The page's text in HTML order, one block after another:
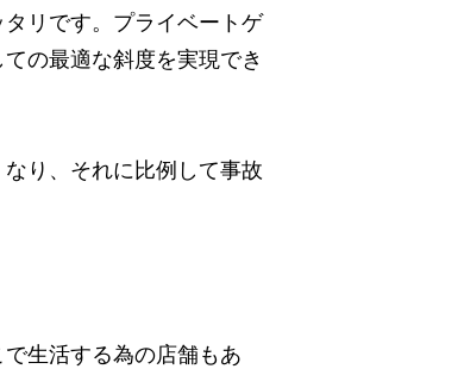
リです。プライベートゲ
の最適な斜度を実現でき
り、それに比例して事故
生活する為の店舗もあ